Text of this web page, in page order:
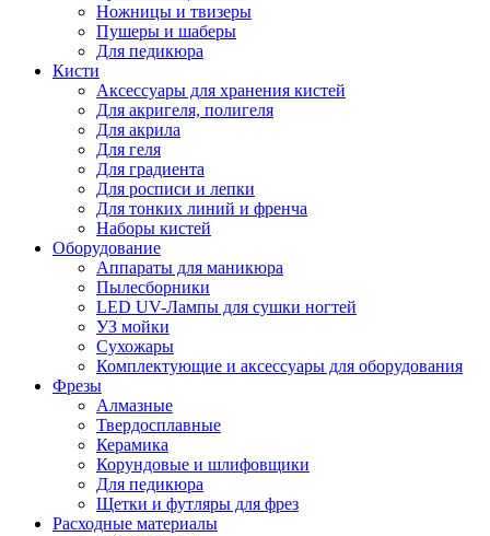
Ножницы и твизеры
Пушеры и шаберы
Для педикюра
Кисти
Аксессуары для хранения кистей
Для акригеля, полигеля
Для акрила
Для геля
Для градиента
Для росписи и лепки
Для тонких линий и френча
Наборы кистей
Оборудование
Аппараты для маникюра
Пылесборники
LED UV-Лампы для сушки ногтей
УЗ мойки
Сухожары
Комплектующие и аксессуары для оборудования
Фрезы
Алмазные
Твердосплавные
Керамика
Корундовые и шлифовщики
Для педикюра
Щетки и футляры для фрез
Расходные материалы